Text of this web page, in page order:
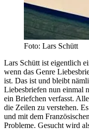
Foto: Lars Schütt
Lars Schütt ist eigentlich
wenn das Genre
ist. Das ist und bleibt
Liebesbriefen nun einmal
ein Briefchen verfasst.
die Zeilen zu verstehen.
und mit dem
Probleme. Gesucht wird